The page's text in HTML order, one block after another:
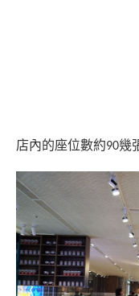
店內的座位數約90幾